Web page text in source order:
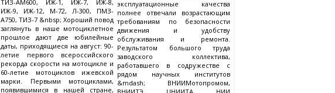
ТИЗ-АМ600, ИЖ-1, ИЖ-7, ИЖ-8,
ИЖ-9, ИЖ-12, М-72, Л-300, ПМЗ-
А750, ТИЗ-7 &nbsp; Хороший повод
заглянуть в наше мотоциклетное
прошлое дают две юбилейные
даты, приходящиеся на август: 90-
летие первого всероссийского
рекорда скорости на мотоцикле и
60-летие мотоциклов ижевской
марки. Первыми мотоциклами,
появившимися в нашей стране,
эксплуатационные качества
полнее отвечали возрастающим
требованиям по безопасности
движения и удобству
обслуживания и ремонта.
Результатом большого труда
заводского коллектива,
работавшего в содружестве с
рядом научных институтов
&mdash; ВНИИМотопромом,